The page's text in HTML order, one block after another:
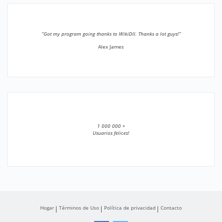
”Got my program going thanks to WikiDll. Thanks a lot guys!”
Alex James
1 000 000 +
Usuarios felices!
Hogar Términos de Uso Política de privacidad Contacto